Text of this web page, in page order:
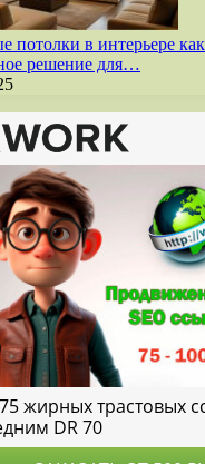
потолки в интерьере
решение для…